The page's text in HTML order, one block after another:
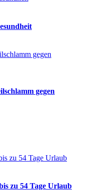
gegen
zu 54 Tage Urlaub